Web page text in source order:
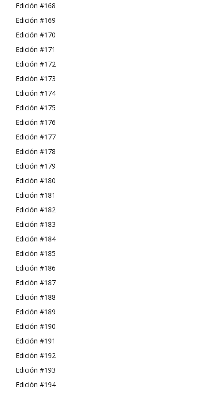
Edición #168
Edición #169
Edición #170
Edición #171
Edición #172
Edición #173
Edición #174
Edición #175
Edición #176
Edición #177
Edición #178
Edición #179
Edición #180
Edición #181
Edición #182
Edición #183
Edición #184
Edición #185
Edición #186
Edición #187
Edición #188
Edición #189
Edición #190
Edición #191
Edición #192
Edición #193
Edición #194